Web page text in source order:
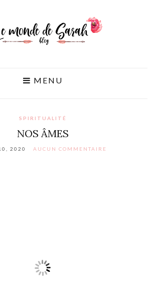
MENU
SPIRITUALITÉ
NOS ÂMES
2020 AUCUN COMMENTAIRE